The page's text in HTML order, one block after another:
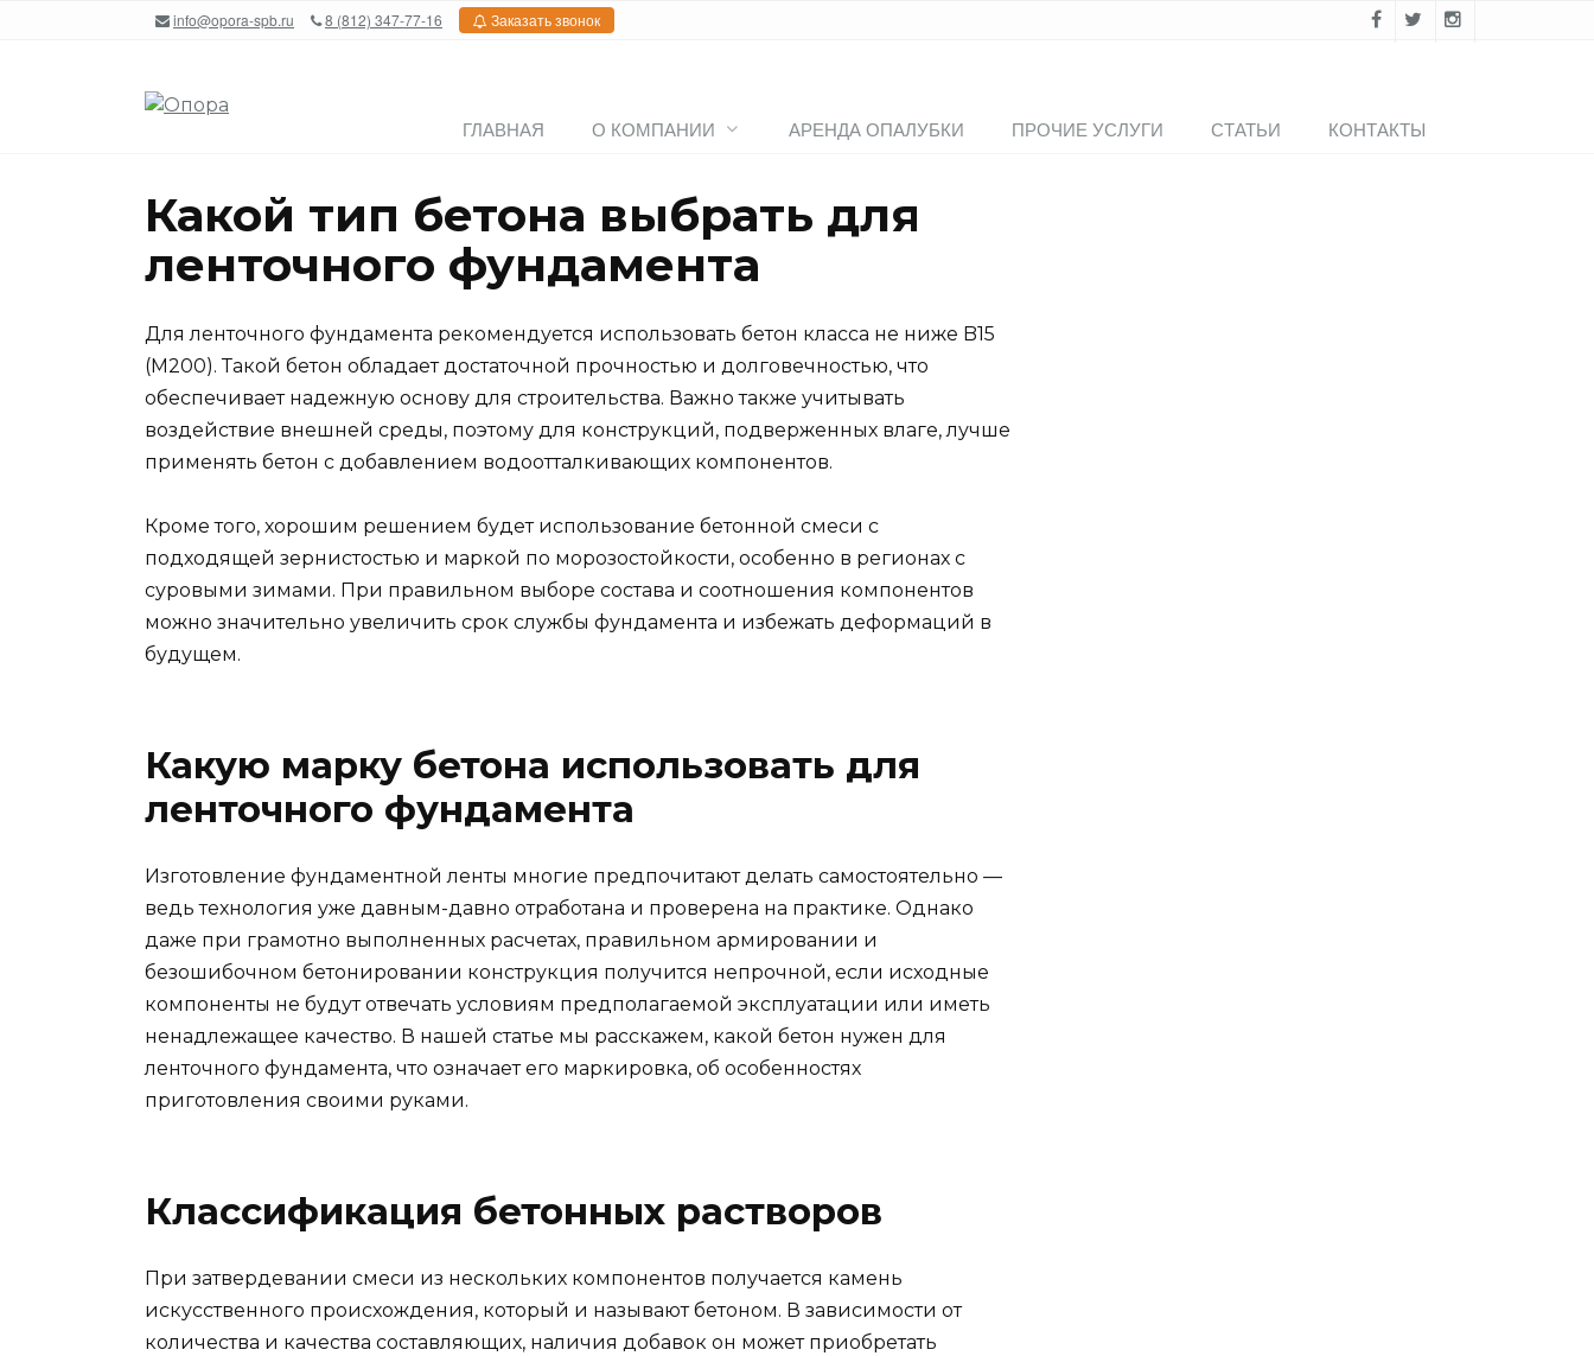
info@opora-spb.ru 8 (812) 347-77-16 Заказать звонок
ГЛАВНАЯ О КОМПАНИИ АРЕНДА ОПАЛУБКИ ПРОЧИЕ УСЛУГИ СТАТЬИ КОНТАКТЫ
Какой тип бетона выбрать для
ленточного фундамента
Для ленточного фундамента рекомендуется использовать бетон класса не ниже B15
(М200). Такой бетон обладает достаточной прочностью и долговечностью, что
обеспечивает надежную основу для строительства. Важно также учитывать
воздействие внешней среды, поэтому для конструкций, подверженных влаге, лучше
применять бетон с добавлением водоотталкивающих компонентов.
Кроме того, хорошим решением будет использование бетонной смеси с
подходящей зернистостью и маркой по морозостойкости, особенно в регионах с
суровыми зимами. При правильном выборе состава и соотношения компонентов
можно значительно увеличить срок службы фундамента и избежать деформаций в
будущем.
Какую марку бетона использовать для
ленточного фундамента
Изготовление фундаментной ленты многие предпочитают делать самостоятельно —
ведь технология уже давным-давно отработана и проверена на практике. Однако
даже при грамотно выполненных расчетах, правильном армировании и
безошибочном бетонировании конструкция получится непрочной, если исходные
компоненты не будут отвечать условиям предполагаемой эксплуатации или иметь
ненадлежащее качество. В нашей статье мы расскажем, какой бетон нужен для
ленточного фундамента, что означает его маркировка, об особенностях
приготовления своими руками.
Классификация бетонных растворов
При затвердевании смеси из нескольких компонентов получается камень
искусственного происхождения, который и называют бетоном. В зависимости от
количества и качества составляющих, наличия добавок он может приобретать